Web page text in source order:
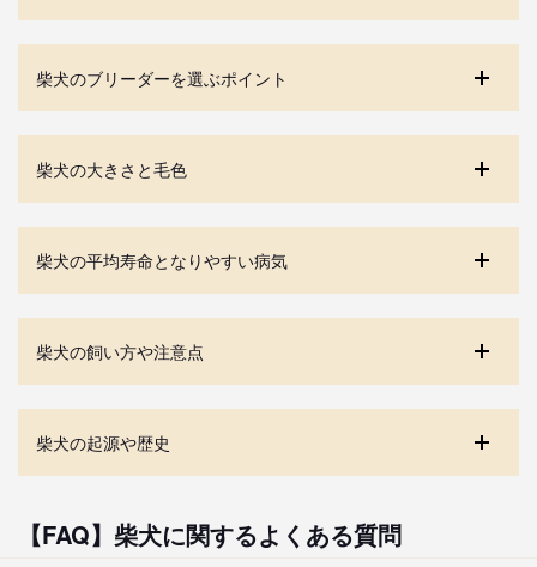
柴犬のブリーダーを選ぶポイント
柴犬の大きさと毛色
柴犬の平均寿命となりやすい病気
柴犬の飼い方や注意点
柴犬の起源や歴史
【FAQ】柴犬に関するよくある質問